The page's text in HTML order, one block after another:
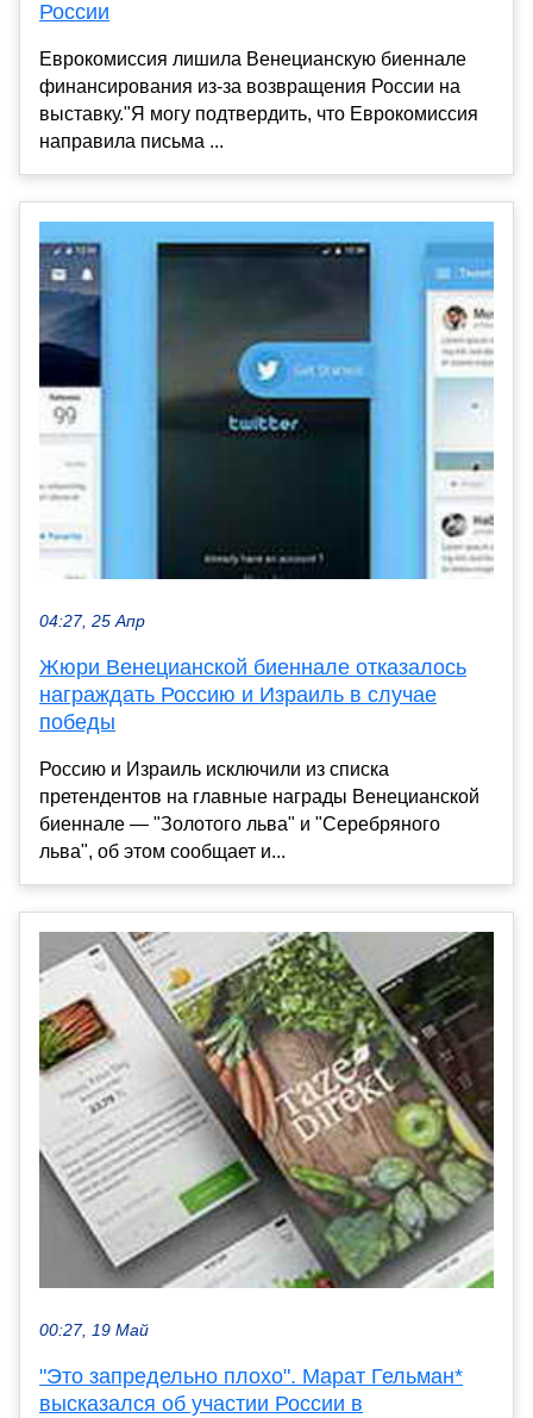
России
Еврокомиссия лишила Венецианскую биеннале
финансирования из-за возвращения России на
выставку."Я могу подтвердить, что Еврокомиссия
направила письма ...
04:27, 25 Апр
Жюри Венецианской биеннале отказалось
награждать Россию и Израиль в случае
победы
Россию и Израиль исключили из списка
претендентов на главные награды Венецианской
биеннале — "Золотого льва" и "Серебряного
льва", об этом сообщает и...
00:27, 19 Май
"Это запредельно плохо". Марат Гельман*
высказался об участии России в